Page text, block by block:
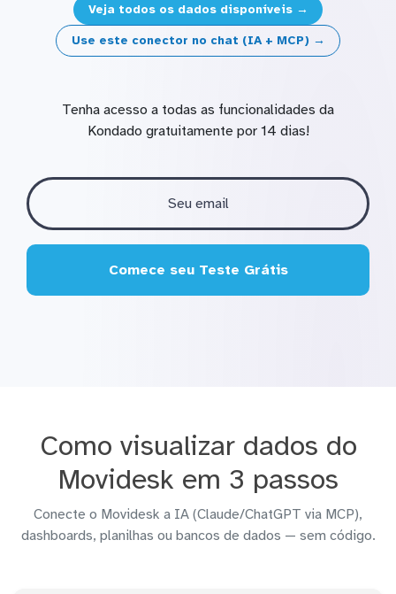
Veja todos os dados disponíveis →
Use este conector no chat (IA + MCP) →
Tenha acesso a todas as funcionalidades da
Kondado gratuitamente por 14 dias!
Comece seu Teste Grátis
Como visualizar dados do
Movidesk em 3 passos
Conecte o Movidesk a IA (Claude/ChatGPT via MCP),
dashboards, planilhas ou bancos de dados — sem código.